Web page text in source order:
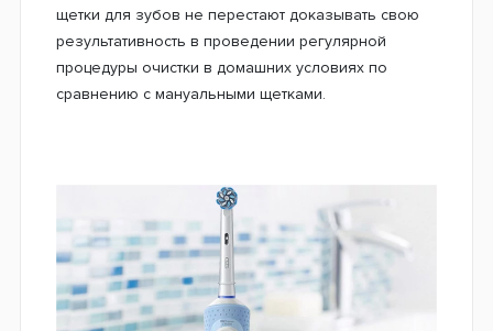
щетки для зубов не перестают доказывать свою
результативность в проведении регулярной
процедуры очистки в домашних условиях по
сравнению с мануальными щетками.